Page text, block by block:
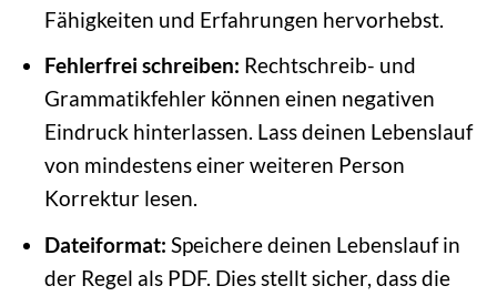
Fähigkeiten und Erfahrungen hervorhebst.
Fehlerfrei schreiben: Rechtschreib- und
Grammatikfehler können einen negativen
Eindruck hinterlassen. Lass deinen Lebenslauf
von mindestens einer weiteren Person
Korrektur lesen.
Dateiformat: Speichere deinen Lebenslauf in
der Regel als PDF. Dies stellt sicher, dass die